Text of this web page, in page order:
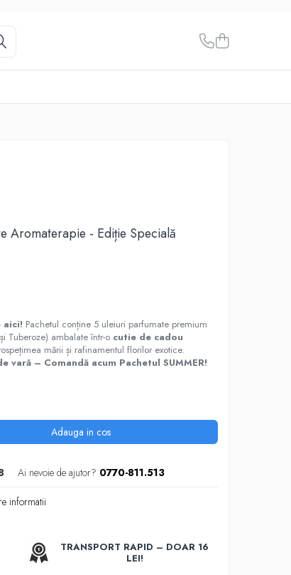
Aromaterapie - Ediție Specială
aici! Pachetul conține 5 uleiuri parfumate premium
Tuberoze) ambalate într-o cutie de cadou
mării și rafinamentul florilor exotice.
vară – Comandă acum Pachetul SUMMER!
Adauga in cos
Ai nevoie de ajutor? 0770-811.513
informatii
TRANSPORT RAPID – DOAR 16
LEI!